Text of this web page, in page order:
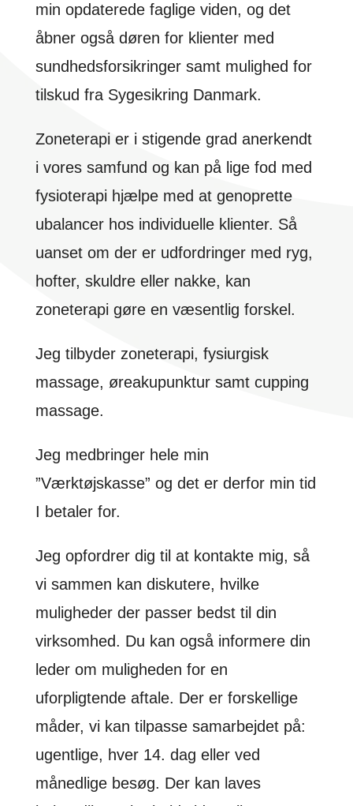
min opdaterede faglige viden, og det
åbner også døren for klienter med
sundhedsforsikringer samt mulighed for
tilskud fra Sygesikring Danmark.
Zoneterapi er i stigende grad anerkendt
i vores samfund og kan på lige fod med
fysioterapi hjælpe med at genoprette
ubalancer hos individuelle klienter. Så
uanset om der er udfordringer med ryg,
hofter, skuldre eller nakke, kan
zoneterapi gøre en væsentlig forskel.
Jeg tilbyder zoneterapi, fysiurgisk
massage, øreakupunktur samt cupping
massage.
Jeg medbringer hele min
”Værktøjskasse” og det er derfor min tid
I betaler for.
Jeg opfordrer dig til at kontakte mig, så
vi sammen kan diskutere, hvilke
muligheder der passer bedst til din
virksomhed. Du kan også informere din
leder om muligheden for en
uforpligtende aftale. Der er forskellige
måder, vi kan tilpasse samarbejdet på:
ugentlige, hver 14. dag eller ved
månedlige besøg. Der kan laves